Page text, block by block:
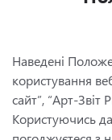
Наведені
користування
сайт”, “Арт-Звіт
Користуючись